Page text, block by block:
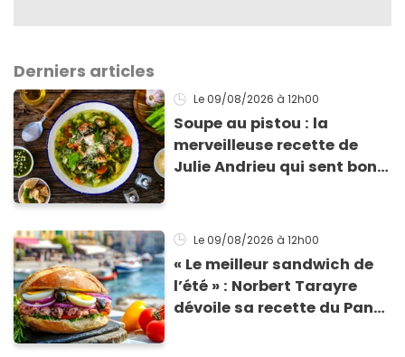
Derniers articles
Le 09/08/2026 à 12h00
Soupe au pistou : la
merveilleuse recette de
Julie Andrieu qui sent bon
Le 09/08/2026 à 12h00
« Le meilleur sandwich de
l’été » : Norbert Tarayre
dévoile sa recette du Pan